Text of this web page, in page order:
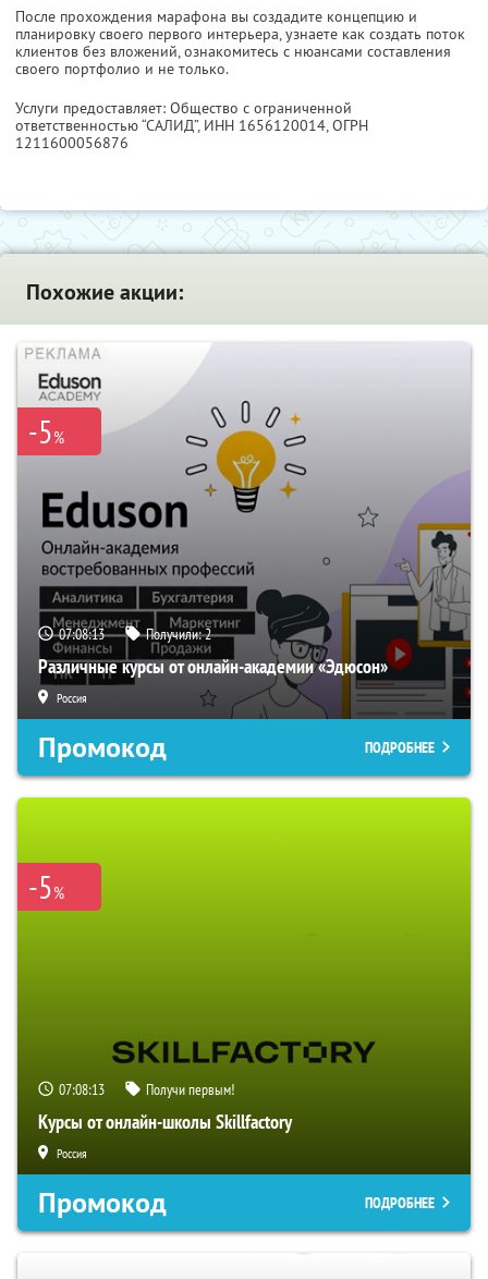
После прохождения марафона вы создадите концепцию и
планировку своего первого интерьера, узнаете как создать поток
клиентов без вложений, ознакомитесь с нюансами составления
своего портфолио и не только.
Услуги предоставляет: Общество с ограниченной
ответственностью “САЛИД”, ИНН 1656120014, ОГРН
1211600056876
Похожие акции:
-5%
07:08:12 Получили:2
Различные курсы от онлайн-академии «Эдюсон»
Россия
Промокод ПОДРОБНЕЕ
-5%
07:08:12 Получи первым!
Курсы от онлайн-школы Skillfactory
Россия
Промокод ПОДРОБНЕЕ